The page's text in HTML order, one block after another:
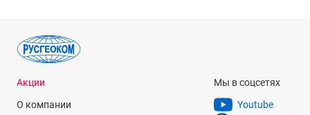
Акции
О компании
Мы в соцсетях
Youtube